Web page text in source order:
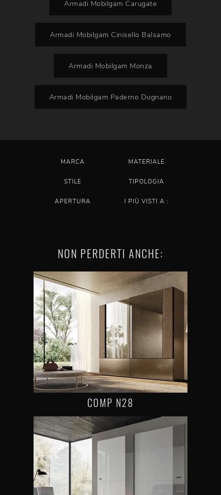
Armadi Mobilgam Carugate
Armadi Mobilgam Cinisello Balsamo
Armadi Mobilgam Monza
Armadi Mobilgam Paderno Dugnano
MARCA MATERIALE
STILE TIPOLOGIA
APERTURA I PIÙ VISTI A :
NON PERDERTI ANCHE:
COMP N28